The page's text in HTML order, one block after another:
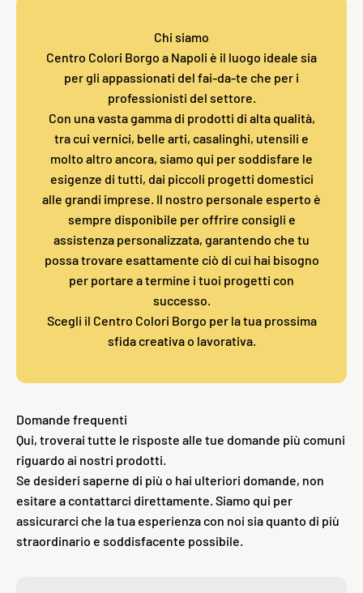
Chi siamo
Centro Colori Borgo a Napoli è il luogo ideale sia
per gli appassionati del fai-da-te che per i
professionisti del settore.
Con una vasta gamma di prodotti di alta qualità,
tra cui vernici, belle arti, casalinghi, utensili e
molto altro ancora, siamo qui per soddisfare le
esigenze di tutti, dai piccoli progetti domestici
alle grandi imprese. Il nostro personale esperto è
sempre disponibile per offrire consigli e
assistenza personalizzata, garantendo che tu
possa trovare esattamente ciò di cui hai bisogno
per portare a termine i tuoi progetti con
successo.
Scegli il Centro Colori Borgo per la tua prossima
sfida creativa o lavorativa.
Domande frequenti
Qui, troverai tutte le risposte alle tue domande più comuni
riguardo ai nostri prodotti.
Se desideri saperne di più o hai ulteriori domande, non
esitare a contattarci direttamente. Siamo qui per
assicurarci che la tua esperienza con noi sia quanto di più
straordinario e soddisfacente possibile.